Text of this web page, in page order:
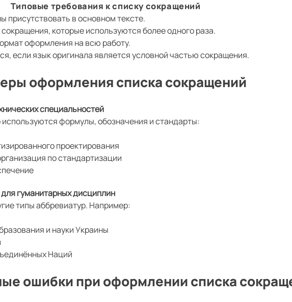
Типовые требования к списку сокращений
присутствовать в основном тексте.
которые используются более одного раза.
оформления на всю работу.
если язык оригинала является условной частью сокращения.
оформления списка сокращений
специальностей
используются формулы, обозначения и стандарты:
проектирования
по стандартизации
гуманитарных дисциплин
типы аббревиатур. Например:
и науки Украины
Наций
ошибки при оформлении списка